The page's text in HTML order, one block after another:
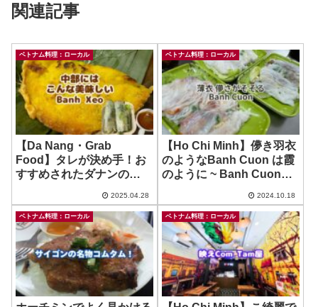
関連記事
ベトナム料理：ローカル
【Da Nang・Grab
Food】タレが決め手！お
すすめされたダナンの
とはちょっと違う！ ~
Banh Xeo Ba Duong
2025.04.28
ベトナム料理：ローカル
【Ho Chi Minh】儚き羽衣
のようなBanh Cuon は霞
のように ~ Banh Cuon
2024.10.18
ベトナム料理：ローカル ベトナム料理：ローカル